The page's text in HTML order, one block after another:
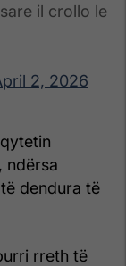
il crollo le
2, 2026
ndërsa
dendura të
rreth të